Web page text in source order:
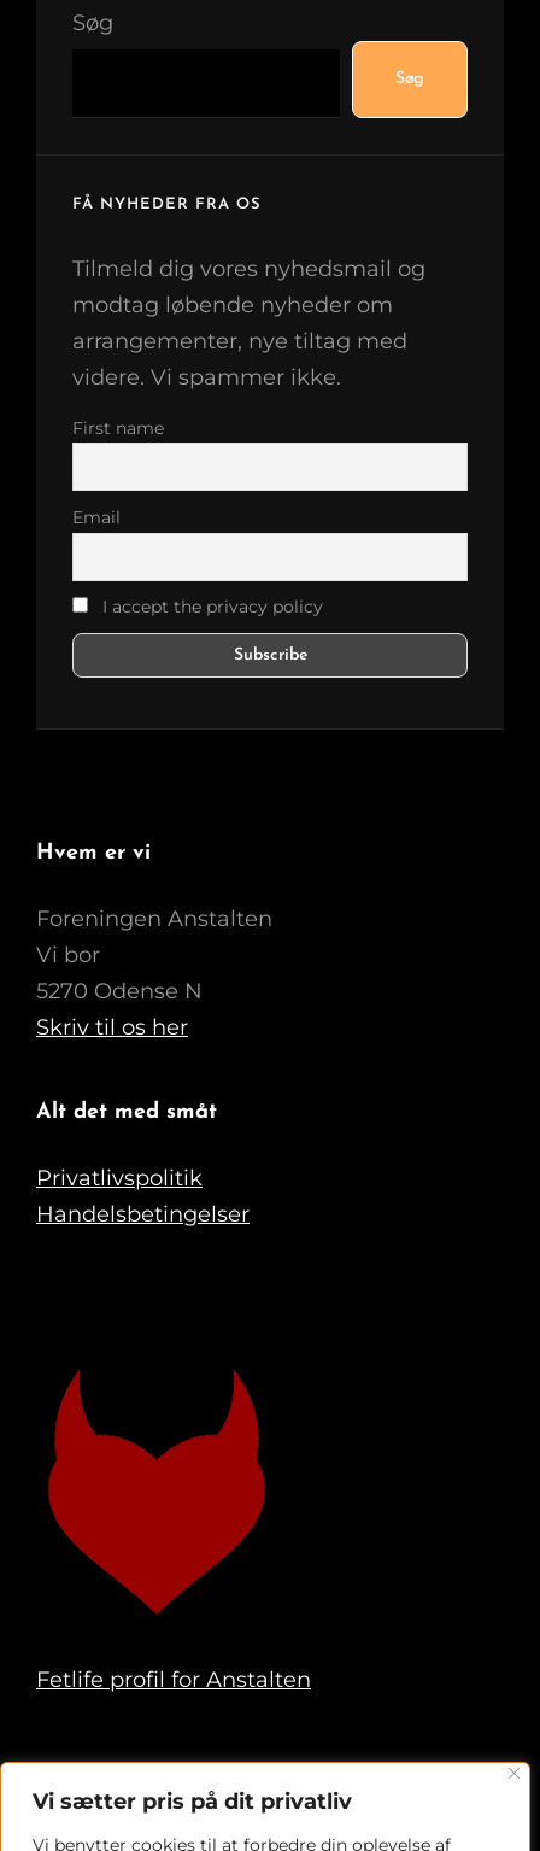
Vi sætter pris på dit privatliv
Vi benytter cookies til at forbedre din oplevelse af
Søg
Søg
FÅ NYHEDER FRA OS
Tilmeld dig vores nyhedsmail og
modtag løbende nyheder om
arrangementer, nye tiltag med
videre. Vi spammer ikke.
First name
Email
I accept the privacy policy
Hvem er vi
Foreningen Anstalten
Vi bor
5270 Odense N
Skriv til os her
Alt det med småt
Privatlivspolitik
Handelsbetingelser
Fetlife profil for Anstalten
Copyright 2024 Foreningen Anstalten